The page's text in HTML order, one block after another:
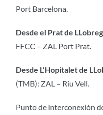
Port Barcelona.
Desde el Prat de
FFCC – ZAL Port Prat.
Desde L’Hopitalet de
(TMB): ZAL – Riu Vell.
Punto de interconexión